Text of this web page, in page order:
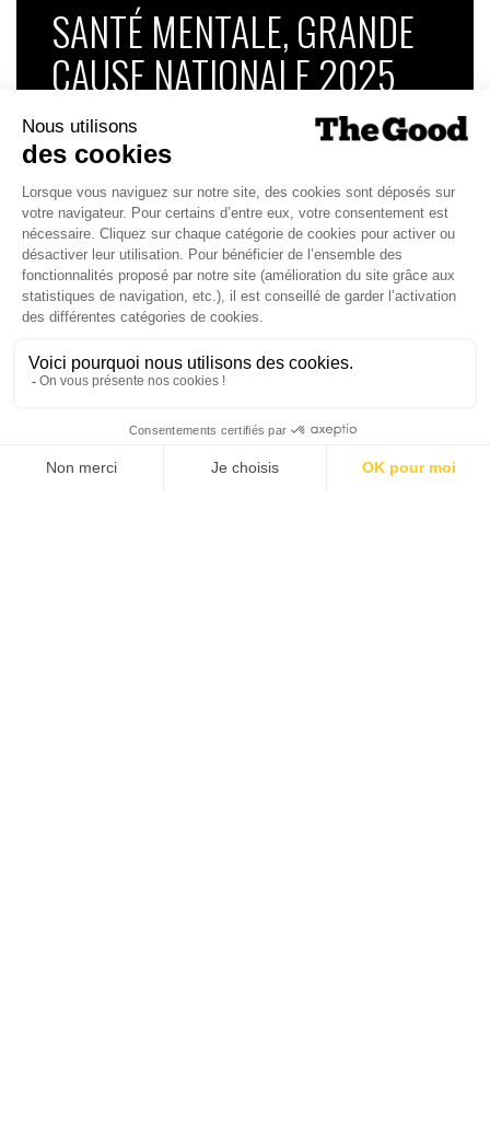
SANTÉ MENTALE, GRANDE
CAUSE NATIONALE 2025
Dans ce numéro, enquête : Comment les
médias luttent-ils contre la désinformation ? |
Palmarès complet du Grand Prix de la Good
Économie 2025 | La grande interview de Marc
Gomes, CEO France & Chief People Officer
EMEA chez The Adecco Group
J'ACHÈTE LE NUMÉRO
JE M'ABONNE 1 AN - 4 NUM.